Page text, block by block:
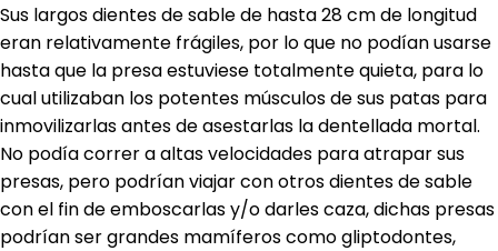
Sus largos dientes de sable de hasta 28 cm de longitud
eran relativamente frágiles, por lo que no podían usarse
hasta que la presa estuviese totalmente quieta, para lo
cual utilizaban los potentes músculos de sus patas para
inmovilizarlas antes de asestarlas la dentellada mortal.
No podía correr a altas velocidades para atrapar sus
presas, pero podrían viajar con otros dientes de sable
con el fin de emboscarlas y/o darles caza, dichas presas
podrían ser grandes mamíferos como gliptodontes,